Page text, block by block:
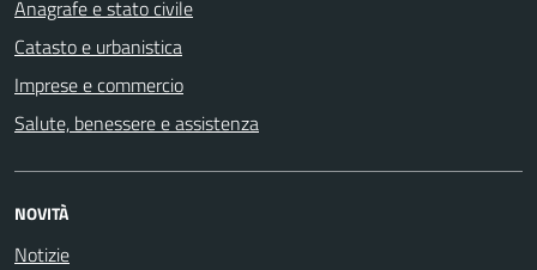
Anagrafe e stato civile
Catasto e urbanistica
Imprese e commercio
Salute, benessere e assistenza
NOVITÀ
Notizie